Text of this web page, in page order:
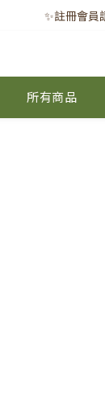
✨註冊會員
✨註冊會員
｜每月
✨註冊會員
所有商品